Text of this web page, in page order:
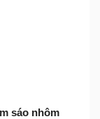
sáo nhôm